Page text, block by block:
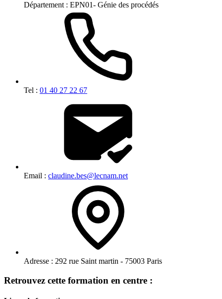
Département : EPN01- Génie des procédés
Tel : 01 40 27 22 67
Email : claudine.bes@lecnam.net
Adresse : 292 rue Saint martin - 75003 Paris
Retrouvez cette formation en centre :